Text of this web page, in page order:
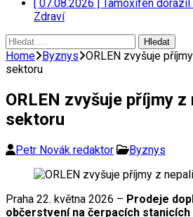
[ 07.08.2026 ] Tamoxifen dorazil
Zdraví
Vyhledávání
Home Byznys ORLEN zvyšuje
sektoru
ORLEN zvyšuje příjmy
sektoru
Petr Novák redaktor Byznys
Praha 22. května 2026 – Prodeje
občerstvení na čerpacích stanicích